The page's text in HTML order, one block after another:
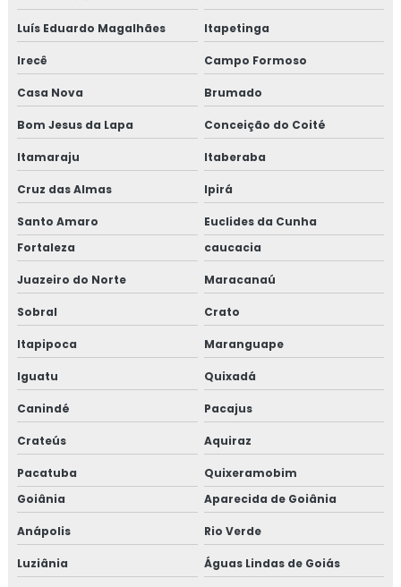
Luís Eduardo Magalhães Itapetinga
Irecê Campo Formoso
Casa Nova Brumado
Bom Jesus da Lapa Conceição do Coité
Itamaraju Itaberaba
Cruz das Almas Ipirá
Santo Amaro
Euclides da Cunha
Fortaleza
caucacia
Juazeiro do Norte Maracanaú
Sobral Crato
Itapipoca Maranguape
Iguatu Quixadá
Canindé Pacajus
Crateús Aquiraz
Pacatuba
Quixeramobim
Goiânia
Aparecida de Goiânia
Anápolis Rio Verde
Luziânia Águas Lindas de Goiás